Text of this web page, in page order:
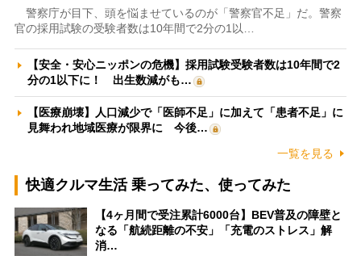
警察庁が目下、頭を悩ませているのが「警察官不足」だ。警察
官の採用試験の受験者数は10年間で2分の1以…
【安全・安心ニッポンの危機】採用試験受験者数は10年間で2
分の1以下に！ 出生数減がも…
【医療崩壊】人口減少で「医師不足」に加えて「患者不足」に
見舞われ地域医療が限界に 今後…
一覧を見る
快適クルマ生活 乗ってみた、使ってみた
【4ヶ月間で受注累計6000台】BEV普及の障壁と
なる「航続距離の不安」「充電のストレス」解
消…